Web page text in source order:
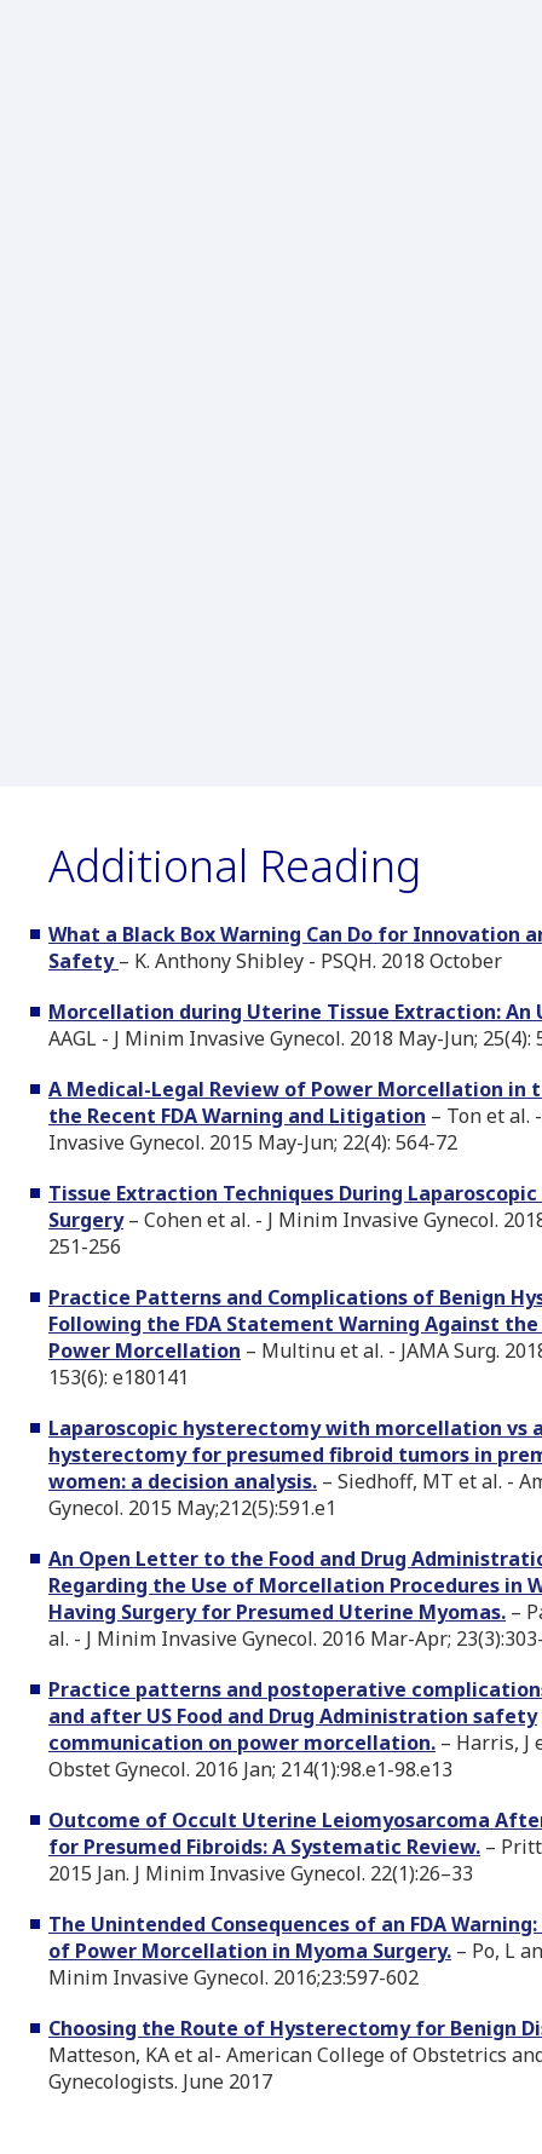
Additional Reading
What a Black Box Warning Can Do for Innovation
Safety– K. Anthony Shibley - PSQH. 2018 October
Morcellation during Uterine Tissue Extraction: An
AAGL - J Minim Invasive Gynecol. 2018 May-Jun; 25(4):
A Medical-Legal Review of Power Morcellation in
the Recent FDA Warning and Litigation – Ton et al.
Invasive Gynecol. 2015 May-Jun; 22(4): 564-72
Tissue Extraction Techniques During
Surgery – Cohen et al. - J Minim Invasive Gynecol.
251-256
Practice Patterns and Complications of Benign
Following the FDA Statement Warning Against
Power Morcellation – Multinu et al. - JAMA Surg.
153(6): e180141
Laparoscopic hysterectomy with morcellation vs
hysterectomy for presumed fibroid tumors in
women: a decision analysis. – Siedhoff, MT et al. -
Gynecol. 2015 May;212(5):591.e1
An Open Letter to the Food and Drug
Regarding the Use of Morcellation Procedures in
Having Surgery for Presumed Uterine Myomas. –
al. - J Minim Invasive Gynecol. 2016 Mar-Apr;
Practice patterns and postoperative
and after US Food and Drug Administration safety
communication on power morcellation. – Harris, J
Obstet Gynecol. 2016 Jan; 214(1):98.e1-98.e13
Outcome of Occult Uterine Leiomyosarcoma
for Presumed Fibroids: A Systematic Review. –
2015 Jan. J Minim Invasive Gynecol. 22(1):26–33
The Unintended Consequences of an FDA Warning:
of Power Morcellation in Myoma Surgery. – Po, L
Minim Invasive Gynecol. 2016;23:597-602
Choosing the Route of Hysterectomy for Benign
Matteson, KA et al- American College of Obstetrics
Gynecologists. June 2017